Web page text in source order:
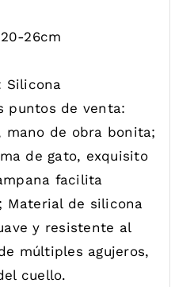
26cm
Silicona
puntos de venta:
mano de obra bonita;
de gato, exquisito
facilita
Material de silicona
y resistente al
múltiples agujeros,
cuello.